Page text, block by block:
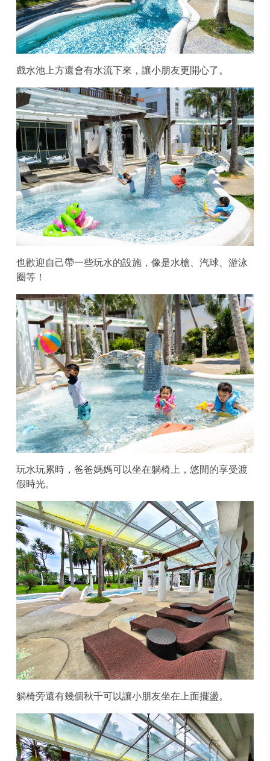
戲水池上方還會有水流下來，讓小朋友更開心了。
也歡迎自己帶一些玩水的設施，像是水槍、汽球、游泳
圈等！
玩水玩累時，爸爸媽媽可以坐在躺椅上，悠閒的享受渡
假時光。
躺椅旁還有幾個秋千可以讓小朋友坐在上面擺盪。